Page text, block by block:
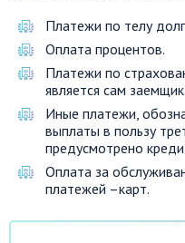
Платежи по телу
Оплата процентов.
Платежи по
является сам заемщик.
Иные платежи,
выплаты в пользу
предусмотрено
Оплата за
платежей –карт.